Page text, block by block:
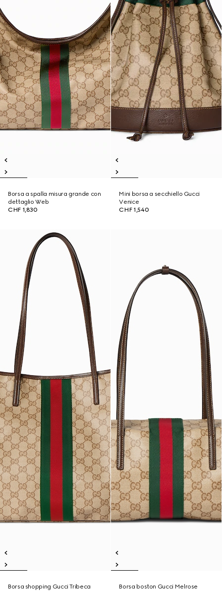
Borsa a spalla misura grande con
dettaglio Web
CHF 1,830
Mini borsa a secchiello Gucci
Venice
CHF 1,540
Borsa shopping Gucci Tribeca
Borsa boston Gucci Melrose